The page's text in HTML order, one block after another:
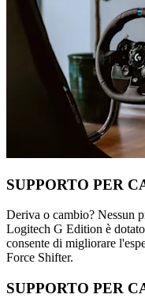
SUPPORTO PER
Deriva o cambio? Nessun
Logitech G Edition è
consente di migliorare
Force Shifter.
SUPPORTO PER